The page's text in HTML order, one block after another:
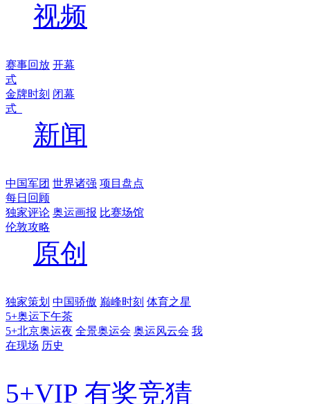
视频
赛事回放 开幕
式
金牌时刻 闭幕
式
新闻
中国军团 世界诸强 项目盘点
每日回顾
独家评论 奥运画报 比赛场馆
伦敦攻略
原创
独家策划 中国骄傲 巅峰时刻 体育之星
5+奥运下午茶
5+北京奥运夜 全景奥运会 奥运风云会 我
在现场 历史
5+VIP 有奖竞猜